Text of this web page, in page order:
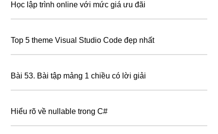
Học lập trình online với mức giá ưu đãi
Top 5 theme Visual Studio Code đẹp nhất
Bài 53. Bài tập mảng 1 chiều có lời giải
Hiểu rõ về nullable trong C#